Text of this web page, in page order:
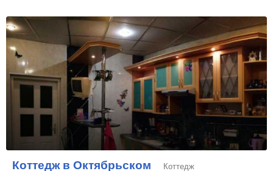
Коттедж в Октябрьском Коттедж